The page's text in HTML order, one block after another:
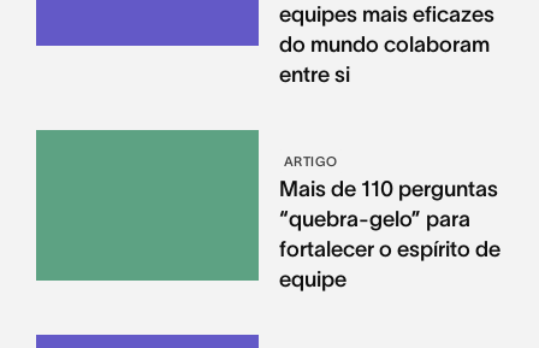
equipes mais eficazes
do mundo colaboram
entre si
ARTIGO
Mais de 110 perguntas
“quebra-gelo” para
fortalecer o espírito de
equipe